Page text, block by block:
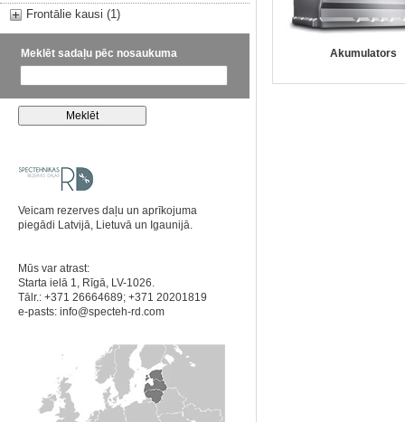
Frontālie kausi (1)
Meklēt sadaļu pēc nosaukuma
Veicam rezerves daļu un aprīkojuma
piegādi Latvijā, Lietuvā un Igaunijā.
Mūs var atrast:
Starta ielā 1, Rīgā, LV-1026.
Tālr.: +371 26664689; +371 20201819
e-pasts: info@specteh-rd.com
Akumulators